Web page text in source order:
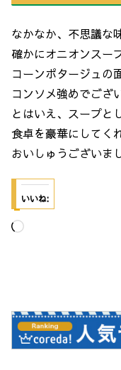
なかなか、不思議な
確かにオニオンスー
コーンポタージュの
コンソメ強めでござ
とはいえ、スープと
食卓を豪華にしてく
おいしゅうございま
いいね:
読
中…